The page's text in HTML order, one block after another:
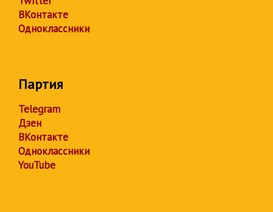
ВКонтакте
Одноклассники
Партия
Telegram
Дзен
ВКонтакте
Одноклассники
YouTube